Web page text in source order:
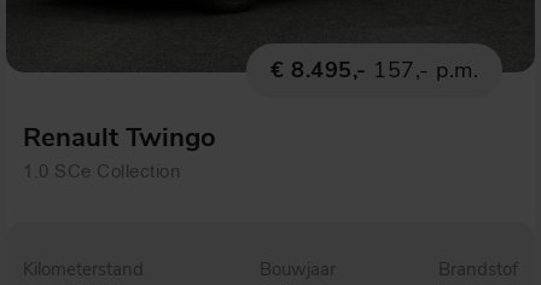
€ 8.495,- 157,- p.m.
Renault Twingo
1.0 SCe Collection
Kilometerstand
Bouwjaar
Brandstof